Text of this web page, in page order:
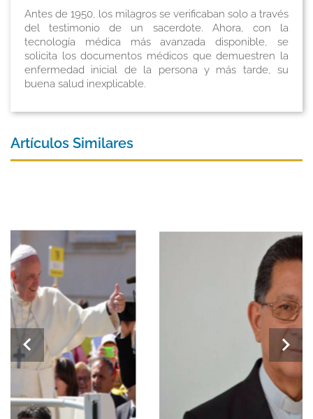
Antes de 1950, los milagros se verificaban solo a través
del testimonio de un sacerdote. Ahora, con la
tecnología médica más avanzada disponible, se
solicita los documentos médicos que demuestren la
enfermedad inicial de la persona y más tarde, su
buena salud inexplicable.
Artículos Similares